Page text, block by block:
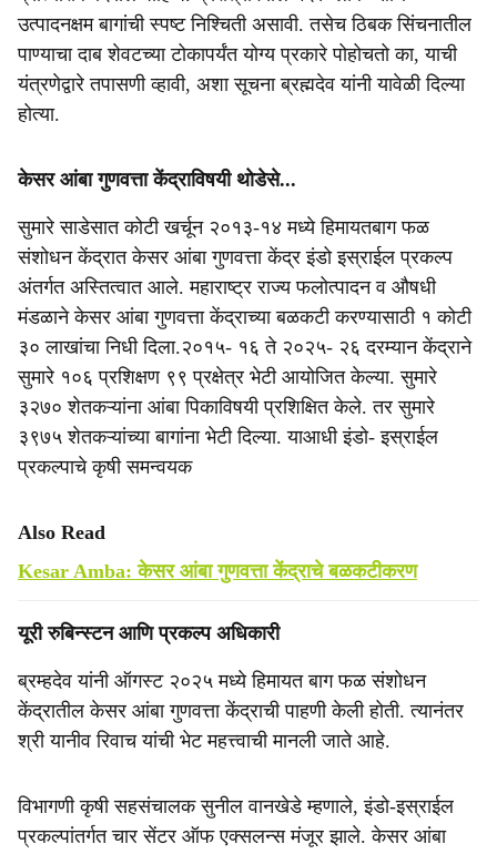
उत्पादनक्षम बागांची स्पष्ट निश्चिती असावी. तसेच ठिबक सिंचनातील
पाण्याचा दाब शेवटच्या टोकापर्यंत योग्य प्रकारे पोहोचतो का, याची
यंत्रणेद्वारे तपासणी व्हावी, अशा सूचना ब्रह्मदेव यांनी यावेळी दिल्या
होत्या.
केसर आंबा गुणवत्ता केंद्राविषयी थोडेसे...
सुमारे साडेसात कोटी खर्चून २०१३-१४ मध्ये हिमायतबाग फळ
संशोधन केंद्रात केसर आंबा गुणवत्ता केंद्र इंडो इस्राईल प्रकल्प
अंतर्गत अस्तित्वात आले. महाराष्ट्र राज्य फलोत्पादन व औषधी
मंडळाने केसर आंबा गुणवत्ता केंद्राच्या बळकटी करण्यासाठी १ कोटी
३० लाखांचा निधी दिला.२०१५- १६ ते २०२५- २६ दरम्यान केंद्राने
सुमारे १०६ प्रशिक्षण ९९ प्रक्षेत्र भेटी आयोजित केल्या. सुमारे
३२७० शेतकऱ्यांना आंबा पिकाविषयी प्रशिक्षित केले. तर सुमारे
३९७५ शेतकऱ्यांच्या बागांना भेटी दिल्या. याआधी इंडो- इस्राईल
प्रकल्पाचे कृषी समन्वयक
Also Read
Kesar Amba: केसर आंबा गुणवत्ता केंद्राचे बळकटीकरण
यूरी रुबिन्स्टन आणि प्रकल्प अधिकारी
ब्रम्हदेव यांनी ऑगस्ट २०२५ मध्ये हिमायत बाग फळ संशोधन
केंद्रातील केसर आंबा गुणवत्ता केंद्राची पाहणी केली होती. त्यानंतर
श्री यानीव रिवाच यांची भेट महत्त्वाची मानली जाते आहे.
विभागणी कृषी सहसंचालक सुनील वानखेडे म्हणाले, इंडो-इस्राईल
प्रकल्पांतर्गत चार सेंटर ऑफ एक्सलन्स मंजूर झाले. केसर आंबा